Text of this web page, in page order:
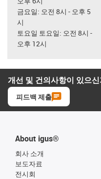
금요일: 오전 8시 - 오후 5
시
토요일 토요일: 오전 8시 -
오후 12시
개선 및 건의사항이 있으
피드백 제출
About igus®
회사 소개
보도자료
전시회